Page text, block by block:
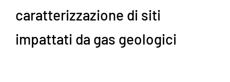
caratterizzazione di siti
impattati da gas geologici